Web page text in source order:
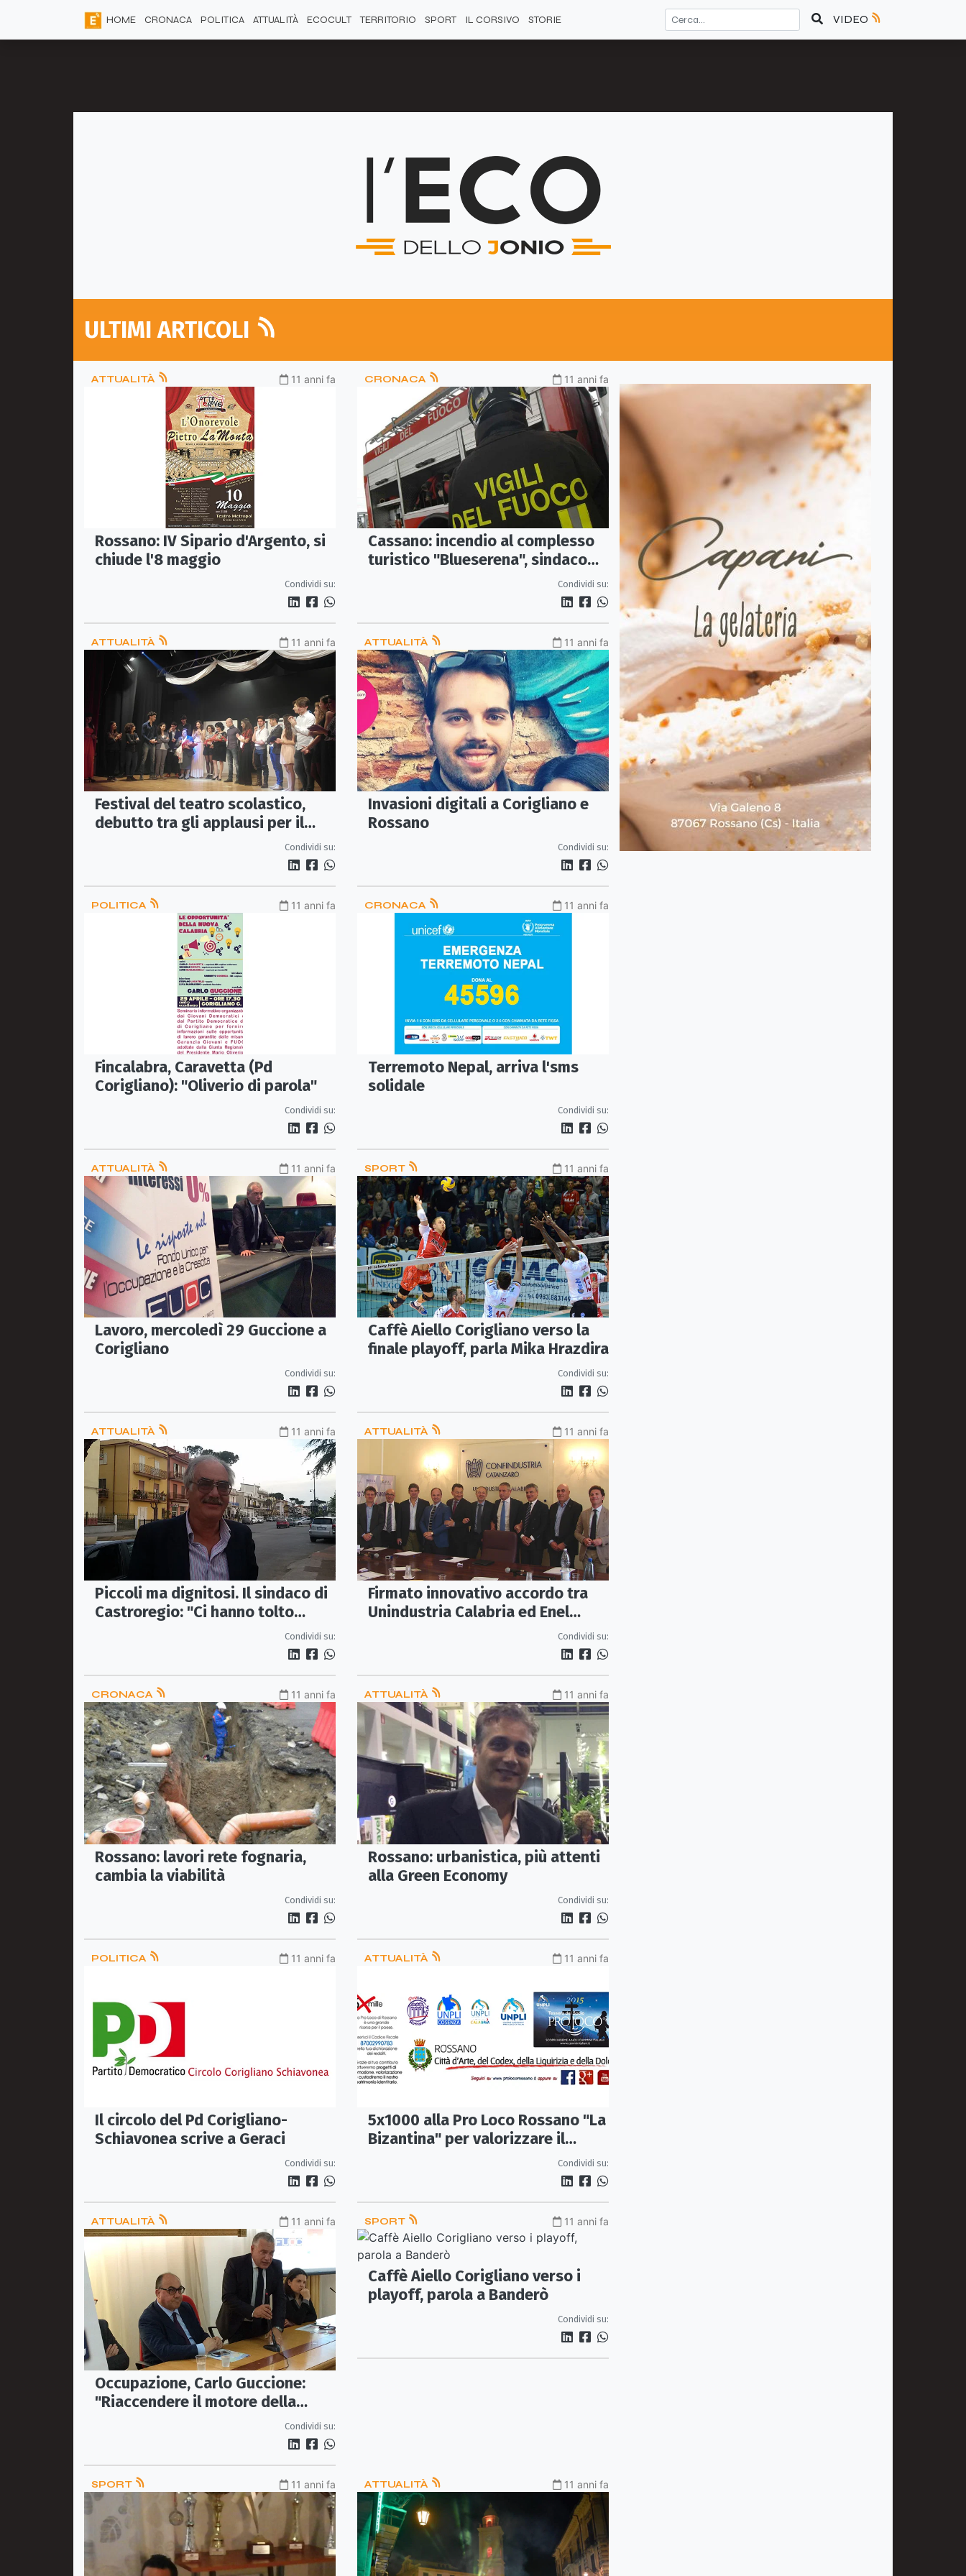
HOME CRONACA POLITICA ATTUALITÀ ECOCULT TERRITORIO SPORT IL CORSIVO STORIE VIDEO
ULTIMI ARTICOLI
ATTUALITÀ 11 anni fa
Rossano: IV Sipario d'Argento, si
chiude l'8 maggio
Condividi su:
CRONACA 11 anni fa
Cassano: incendio al complesso
turistico "Blueserena", sindaco
Condividi su:
ATTUALITÀ 11 anni fa
Festival del teatro scolastico,
debutto tra gli applausi per il
liceo scientifico Fortunato Bruno
Condividi su:
ATTUALITÀ 11 anni fa
Invasioni digitali a Corigliano e
Rossano
Condividi su:
POLITICA 11 anni fa
Fincalabra, Caravetta (Pd
Corigliano): "Oliverio di parola"
Condividi su:
CRONACA 11 anni fa
Terremoto Nepal, arriva l'sms
solidale
Condividi su:
ATTUALITÀ 11 anni fa
Lavoro, mercoledì 29 Guccione a
Corigliano
Condividi su:
SPORT 11 anni fa
Caffè Aiello Corigliano verso la
finale playoff, parla Mika Hrazdira
Condividi su:
ATTUALITÀ 11 anni fa
Piccoli ma dignitosi. Il sindaco di
Castroregio: "Ci hanno tolto
Condividi su:
ATTUALITÀ 11 anni fa
Firmato innovativo accordo tra
Unindustria Calabria ed Enel
Condividi su:
CRONACA 11 anni fa
Rossano: lavori rete fognaria,
cambia la viabilità
Condividi su:
ATTUALITÀ 11 anni fa
Rossano: urbanistica, più attenti
alla Green Economy
Condividi su:
POLITICA 11 anni fa
Il circolo del Pd Corigliano-
Schiavonea scrive a Geraci
Condividi su:
ATTUALITÀ 11 anni fa
5x1000 alla Pro Loco Rossano "La
Bizantina" per valorizzare il
Condividi su:
ATTUALITÀ 11 anni fa
Occupazione, Carlo Guccione:
"Riaccendere il motore della
Condividi su:
SPORT 11 anni fa
Caffè Aiello Corigliano verso i
playoff, parola a Banderò
Condividi su:
SPORT 11 anni fa ATTUALITÀ 11 anni fa